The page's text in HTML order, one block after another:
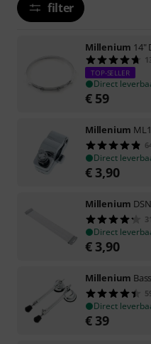
filter
Millenium 14"
TOP-SELLER
Direct
€ 59
Millenium
Direct
€ 3,90
Millenium
Direct
€ 3,90
Millenium
Direct
€ 39